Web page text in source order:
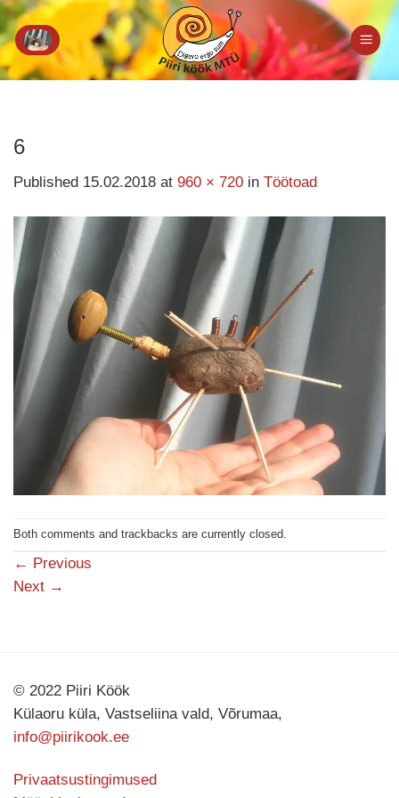
Skip
to
content
6
Published 15.02.2018 at 960 × 720 in Töötoad
Both comments and trackbacks are currently closed.
← Previous
Next →
© 2022 Piiri Köök
Külaoru küla, Vastseliina vald, Võrumaa,
info@piirikook.ee
Privaatsustingimused